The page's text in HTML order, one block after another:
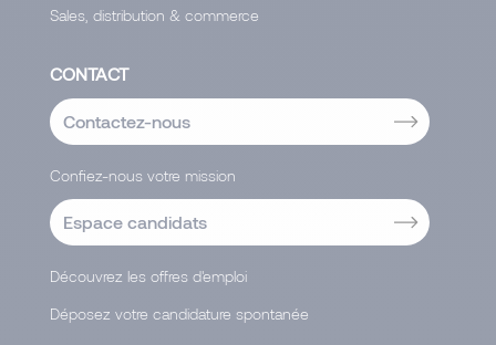
Sales, distribution & commerce
CONTACT
Contactez-nous
Confiez-nous votre mission
Espace candidats
Découvrez les offres d'emploi
Déposez votre candidature spontanée